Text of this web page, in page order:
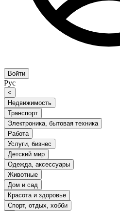
Войти
Рус
<
Недвижимость
Транспорт
Электроника, бытовая техника
Работа
Услуги, бизнес
Детский мир
Одежда, аксессуары
Животные
Дом и сад
Красота и здоровье
Спорт, отдых, хобби